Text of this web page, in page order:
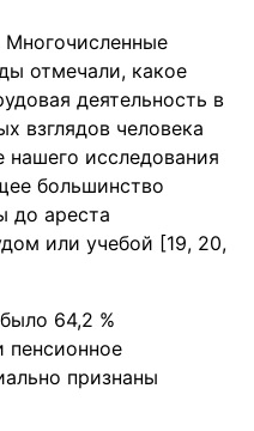
отмечали, какое
деятельность в
взглядов человека
нашего исследования
большинство
до ареста
или учебой [19, 20,
64,2 %
пенсионное
признаны